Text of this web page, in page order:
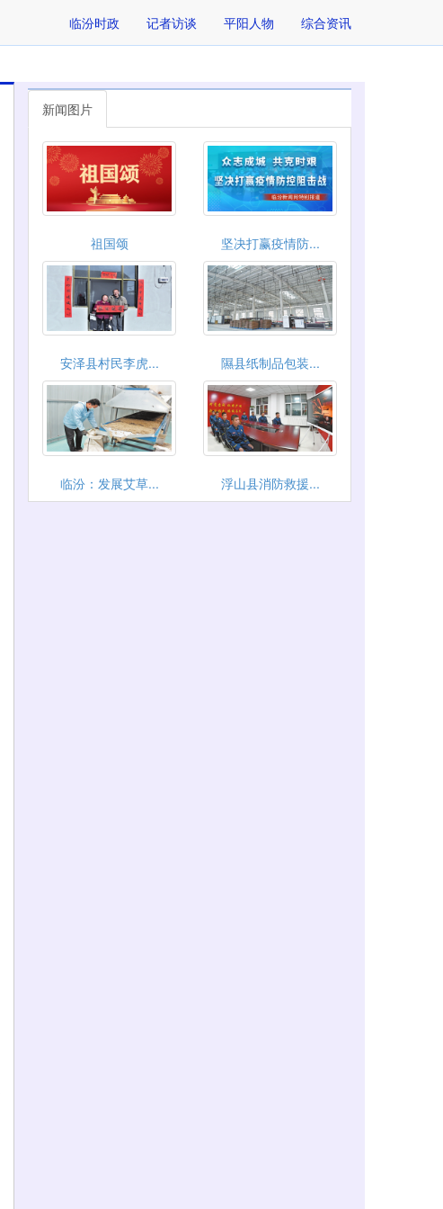
临汾时政 记者访谈 平阳人物 综合资讯
新闻图片
祖国颂 坚决打赢疫情防...
安泽县村民李虎... 隰县纸制品包装...
临汾：发展艾草... 浮山县消防救援...